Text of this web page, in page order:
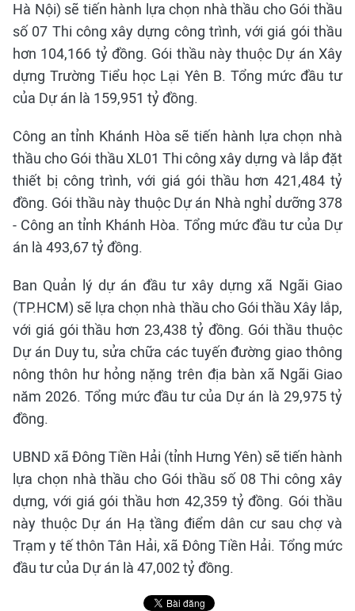
Hà Nội) sẽ tiến hành lựa chọn nhà thầu cho Gói thầu
số 07 Thi công xây dựng công trình, với giá gói thầu
hơn 104,166 tỷ đồng. Gói thầu này thuộc Dự án Xây
dựng Trường Tiểu học Lại Yên B. Tổng mức đầu tư
của Dự án là 159,951 tỷ đồng.
Công an tỉnh Khánh Hòa sẽ tiến hành lựa chọn nhà
thầu cho Gói thầu XL01 Thi công xây dựng và lắp đặt
thiết bị công trình, với giá gói thầu hơn 421,484 tỷ
đồng. Gói thầu này thuộc Dự án Nhà nghỉ dưỡng 378
- Công an tỉnh Khánh Hòa. Tổng mức đầu tư của Dự
án là 493,67 tỷ đồng.
Ban Quản lý dự án đầu tư xây dựng xã Ngãi Giao
(TP.HCM) sẽ lựa chọn nhà thầu cho Gói thầu Xây lắp,
với giá gói thầu hơn 23,438 tỷ đồng. Gói thầu thuộc
Dự án Duy tu, sửa chữa các tuyến đường giao thông
nông thôn hư hỏng nặng trên địa bàn xã Ngãi Giao
năm 2026. Tổng mức đầu tư của Dự án là 29,975 tỷ
đồng.
UBND xã Đông Tiền Hải (tỉnh Hưng Yên) sẽ tiến hành
lựa chọn nhà thầu cho Gói thầu số 08 Thi công xây
dựng, với giá gói thầu hơn 42,359 tỷ đồng. Gói thầu
này thuộc Dự án Hạ tầng điểm dân cư sau chợ và
Trạm y tế thôn Tân Hải, xã Đông Tiền Hải. Tổng mức
đầu tư của Dự án là 47,002 tỷ đồng.